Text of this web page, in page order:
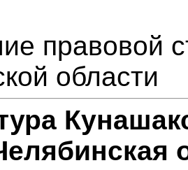
правовой
области